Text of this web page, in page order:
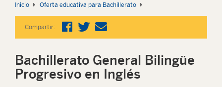
Inicio Oferta educativa para Bachillerato
Compartir:
Bachillerato General Bilingüe
Progresivo en Inglés